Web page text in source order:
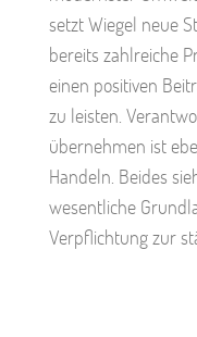
setzt Wiegel neue
bereits zahlreiche
einen positiven
zu leisten.
übernehmen ist
Handeln. Beides
wesentliche
Verpflichtung zur